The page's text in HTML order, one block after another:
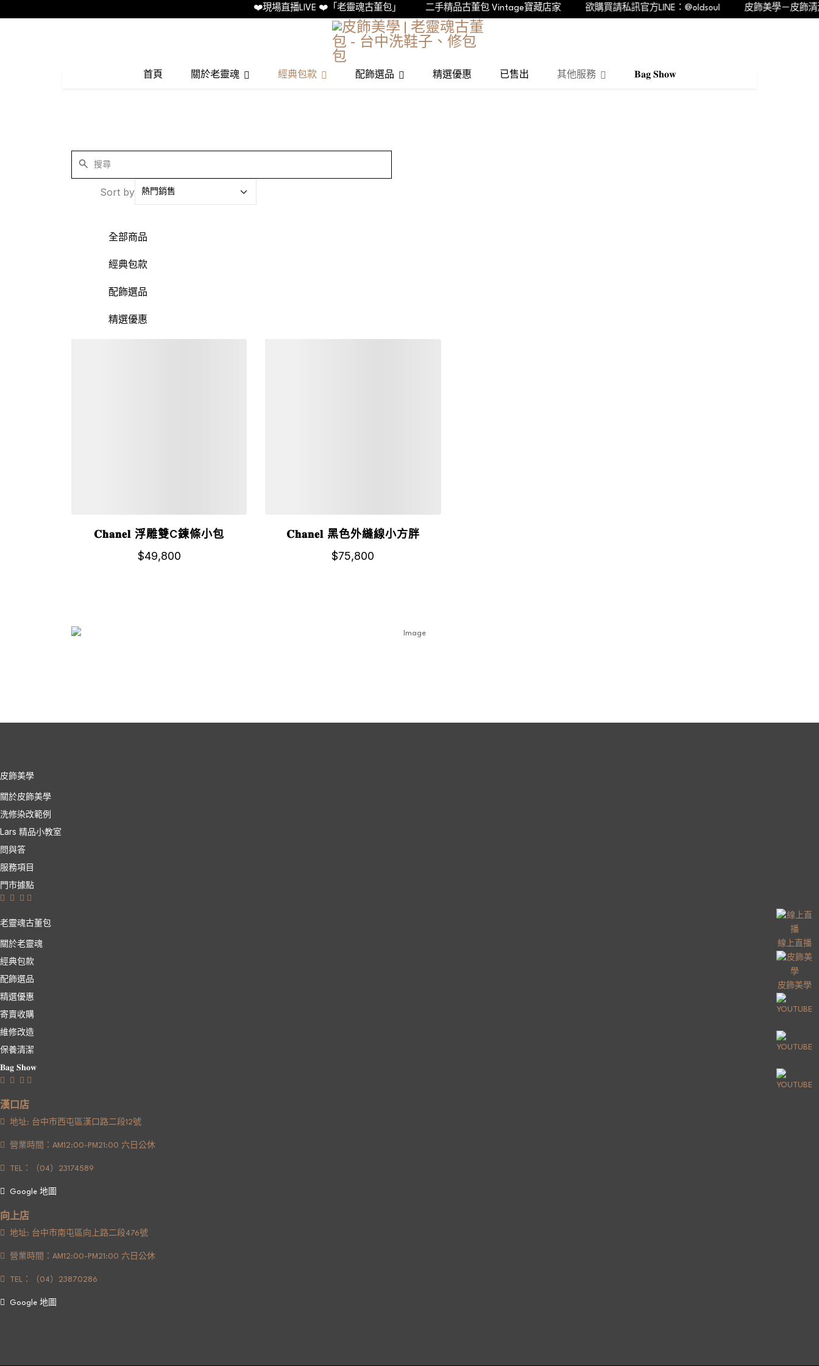
❤️現場直播LIVE ❤️「老靈魂古董包」 二手精品古董包 Vintage寶藏店家 欲購買請私訊官方LINE：@oldsoul 皮飾美學－皮飾清潔
首頁 關於老靈魂 經典包款 配飾選品 精選優惠 已售出 其他服務 𝐁𝐚𝐠 𝐒𝐡𝐨𝐰
Sort by
全部商品
經典包款
配飾選品
精選優惠
𝐂𝐡𝐚𝐧𝐞𝐥 浮雕雙C鍊條小包
$49,800
𝐂𝐡𝐚𝐧𝐞𝐥 黑色外縫線小方胖
$75,800
皮飾美學
關於皮飾美學
洗修染改範例
Lars 精品小教室
問與答
服務項目
門市據點
老靈魂古董包
關於老靈魂
經典包款
配飾選品
精選優惠
寄賣收購
維修改造
保養清潔
𝐁𝐚𝐠 𝐒𝐡𝐨𝐰
漢口店
地址: 台中市西屯區漢口路二段12號
營業時間：AM12:00-PM21:00 六日公休
TEL：（04）23174589
Google 地圖
向上店
地址: 台中市南屯區向上路二段476號
營業時間：AM12:00-PM21:00 六日公休
TEL：（04）23870286
Google 地圖
線上直播
皮飾美學